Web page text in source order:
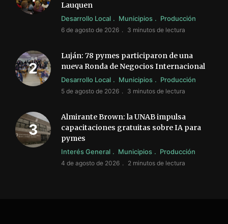
Lauquen
Desarrollo Local Municipios Producción
6 de agosto de 2026 3 minutos de lectura
Luján: 78 pymes participaron de una
nueva Ronda de Negocios Internacional
Desarrollo Local Municipios Producción
5 de agosto de 2026 3 minutos de lectura
Almirante Brown: la UNAB impulsa
capacitaciones gratuitas sobre IA para
pymes
Interés General Municipios Producción
4 de agosto de 2026 2 minutos de lectura